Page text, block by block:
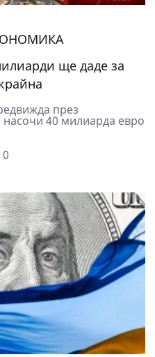
ще даде за
през
40 милиарда евро
0